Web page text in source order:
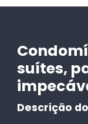
suítes,
Descrição